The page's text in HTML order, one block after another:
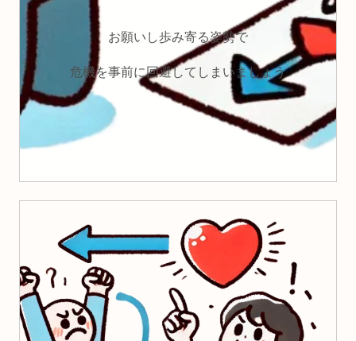
お願いし歩み寄る姿勢で
危機を事前に回避してしまいましょう